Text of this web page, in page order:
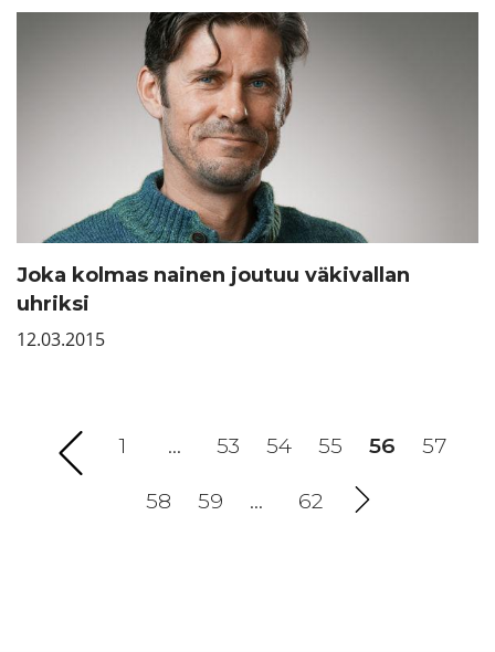
Joka kolmas nainen joutuu väkivallan
uhriksi
12.03.2015
1 … 53 54 55 56 (current)
57
58 59 … 62